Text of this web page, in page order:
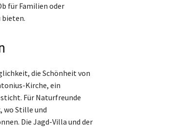
für Familien oder
bieten.
die Schönheit von
Kirche, ein
Für Naturfreunde
wo Stille und
Die Jagd-Villa und der